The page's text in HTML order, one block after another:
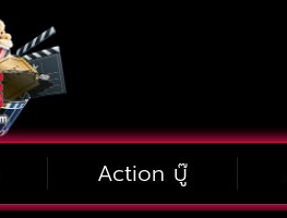
Action บู๊